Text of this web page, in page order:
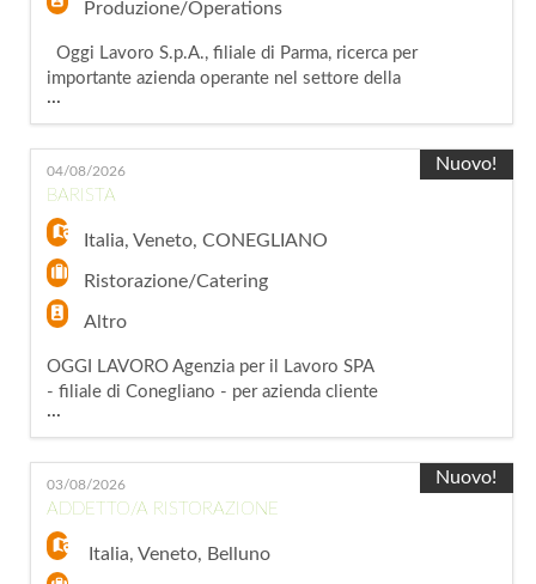
Produzione/Operations
Oggi Lavoro S.p.A., filiale di Parma, ricerca per
importante azienda operante nel settore della
ristorazione un/una Addetto / a alla
ristorazione / McDonald's La risorsa sarà
inserita in un ambiente giovane e dinamico e si
occuperà delle attività operative e
dell'assistenza alla clientela. Attività: -
Accoglienza e gestione della clientela
...
04/08/2026
BARISTA
Italia,Veneto,CONEGLIANO
Ristorazione/Catering
Altro
OGGI LAVORO Agenzia per il Lavoro SPA
- filiale di Conegliano - per azienda cliente
ricerca un/una BARISTA - CAMERIERE/A La
risorsa selezionata si occuperà di: -
Preparazione bevande e gestione aperitivi -
Gestione del banco, dei tavoli e del servizio
alla clientela - Cura dell'ordine e della pulizia
dell'area di lavoro Requisiti richie
...
Nuovo!
03/08/2026
ADDETTO/A RISTORAZIONE
Italia,Veneto, Belluno
Nuovo!